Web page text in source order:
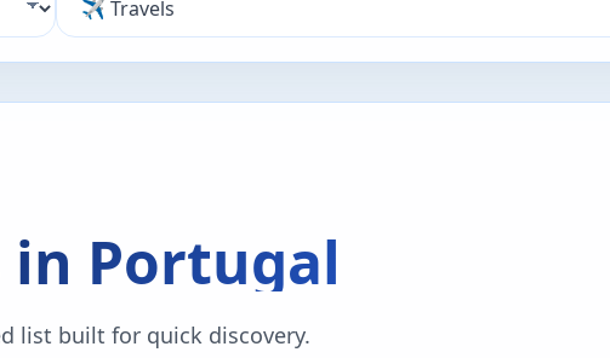
in Portugal
list built for quick discovery.